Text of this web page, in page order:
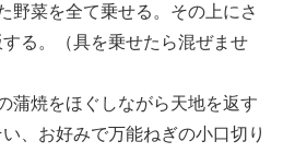
菜を全て乗せる。その上にさ
る。（具を乗せたら混ぜませ
蒲焼をほぐしながら天地を返す
、お好みで万能ねぎの小口切り